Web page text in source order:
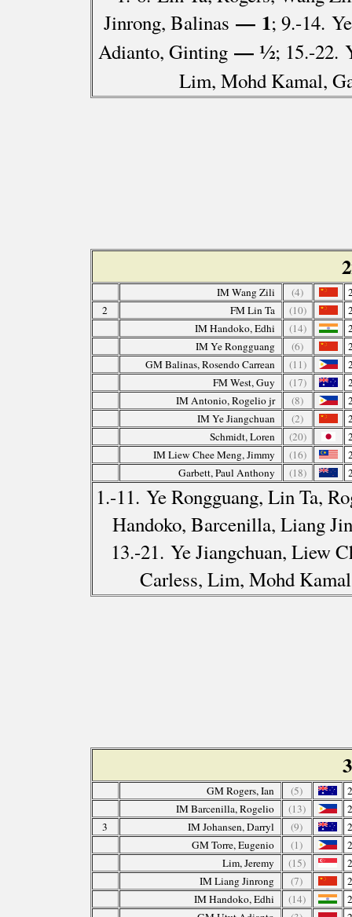
Jinrong, Balinas — 1; 9.-14.
Adianto, Ginting — ½; 15.-22.
Lim, Mohd Kamal,
IM Wang Zili (4)
2
FM Lin Ta (10)
IM Handoko, Edhi
(14)
IM Ye Rongguang
(6)
GM Balinas, Rosendo Carrean
(11)
FM West, Guy
(17)
IM Antonio, Rogelio jr
(8)
IM Ye Jiangchuan
(2)
Schmidt, Loren
(20)
IM Liew Chee Meng, Jimmy
(16)
Garbett, Paul Anthony
(18)
1.-11. Ye Rongguang, Lin Ta,
Handoko, Barcenilla, Liang
13.-21. Ye Jiangchuan, Liew
Carless, Lim, Mohd
GM Rogers, Ian (5)
IM Barcenilla, Rogelio
(13)
3
IM Johansen, Darryl (9)
GM Torre, Eugenio
(1)
Lim, Jeremy
(15)
IM Liang Jinrong
(7)
IM Handoko, Edhi
(14)